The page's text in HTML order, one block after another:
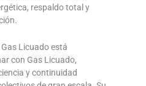
respaldo total y
Licuado está
con Gas Licuado,
y continuidad